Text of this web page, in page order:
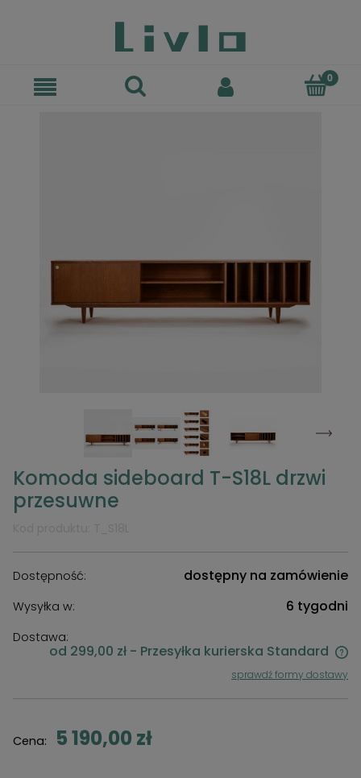
Komoda sideboard T-S18L drzwi
przesuwne
Dostępność: dostępny na zamówienie
Wysyłka w: 6 tygodni
Dostawa:
od 299,00 zł - Przesyłka kurierska Standard
Cena nie zawiera ewentualnych kosztów płatnościsprawdź formy dostawy
Cena: 5 190,00 zł